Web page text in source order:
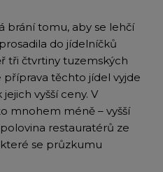
brání tomu, aby se lehčí
do jídelníčků
tři čtvrtiny tuzemských
příprava těchto jídel vyjde
vyšší ceny. V
mnohem méně – vyšší
restauratérů ze
se průzkumu